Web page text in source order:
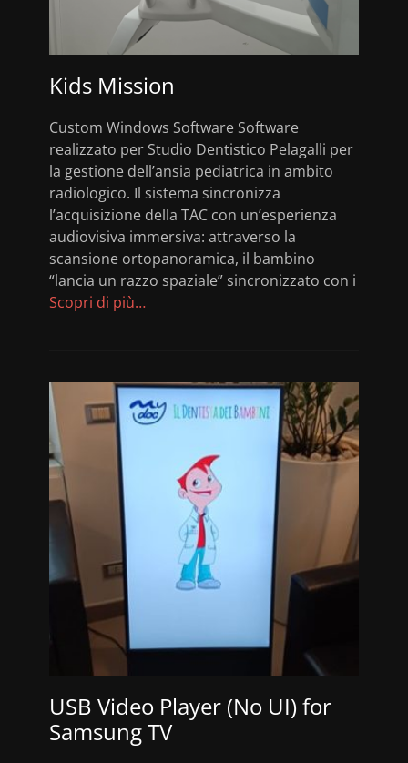
Kids Mission
Custom Windows Software Software
realizzato per Studio Dentistico Pelagalli per
la gestione dell’ansia pediatrica in ambito
radiologico. Il sistema sincronizza
l’acquisizione della TAC con un’esperienza
audiovisiva immersiva: attraverso la
scansione ortopanoramica, il bambino
“lancia un razzo spaziale” sincronizzato con i
Scopri di più…
USB Video Player (No UI) for
Samsung TV